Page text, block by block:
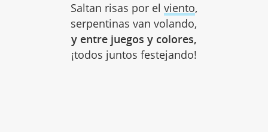
Saltan risas por el viento,
serpentinas van volando,
y entre juegos y colores,
¡todos juntos festejando!